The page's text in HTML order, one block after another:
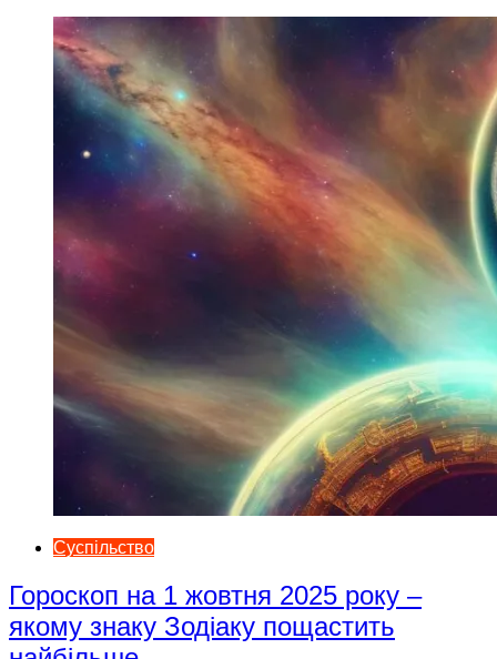
Суспільство
Гороскоп на 1 жовтня 2025 року –
якому знаку Зодіаку пощастить